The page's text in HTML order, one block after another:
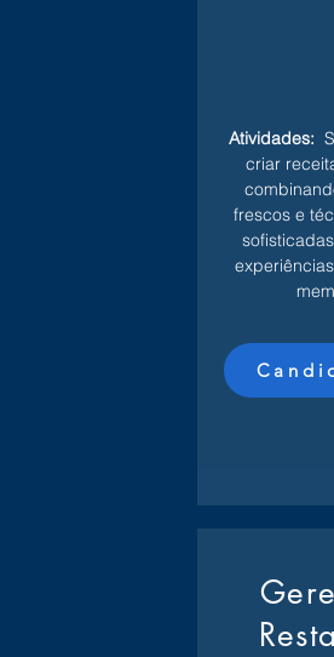
Atividades:
criar
frescos e